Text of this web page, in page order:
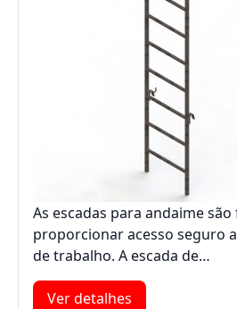
As escadas para andaime
proporcionar acesso seguro
de trabalho. A escada de…
Ver detalhes